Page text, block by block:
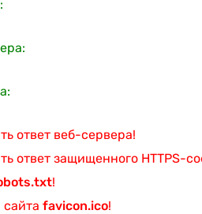
ответ веб-сервера!
ответ защищенного HTTPS-
!
сайта favicon.ico!